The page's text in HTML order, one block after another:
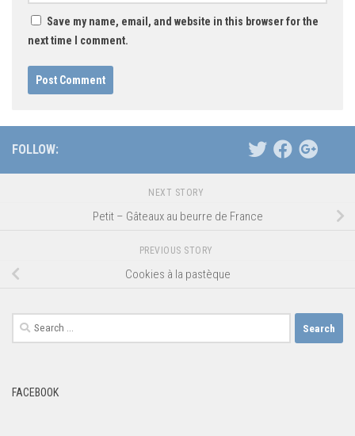
Save my name, email, and website in this browser for the
next time I comment.
FOLLOW:
NEXT STORY
Petit – Gâteaux au beurre de France
PREVIOUS STORY
Cookies à la pastèque
Search
for:
FACEBOOK